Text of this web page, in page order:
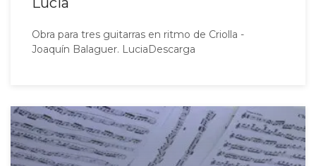
Obra para tres guitarras en ritmo de Criolla -
Joaquín Balaguer. LuciaDescarga